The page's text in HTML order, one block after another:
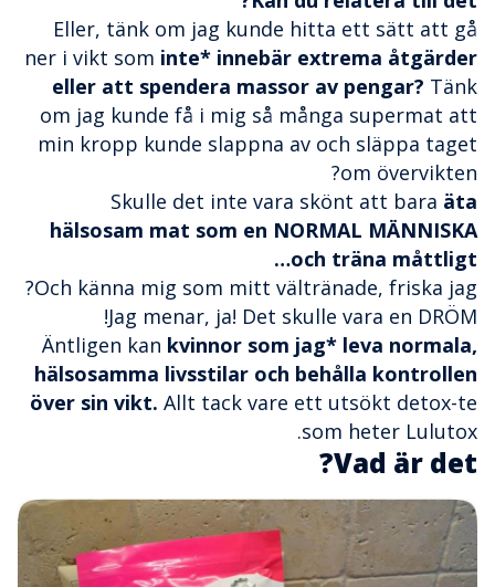
Eller, tänk om jag kunde hitta ett sätt att gå
ner i vikt som inte* innebär extrema åtgärder
eller att spendera massor av pengar? Tänk
om jag kunde få i mig så många supermat att
min kropp kunde slappna av och släppa taget
om övervikten?
Skulle det inte vara skönt att bara äta
hälsosam mat som en NORMAL MÄNNISKA
och träna måttligt…
Och känna mig som mitt vältränade, friska jag?
Jag menar, ja! Det skulle vara en DRÖM!
Äntligen kan kvinnor som jag* leva normala,
hälsosamma livsstilar och behålla kontrollen
över sin vikt. Allt tack vare ett utsökt detox-te
som heter Lulutox.
Vad är det?